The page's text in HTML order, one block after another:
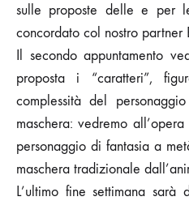
sulle proposte delle e per
concordato col nostro partner
Il secondo appuntamento
proposta i “caratteri”,
complessità del
maschera: vedremo
personaggio di fantasia a
maschera tradizionale
L’ultimo fine settimana